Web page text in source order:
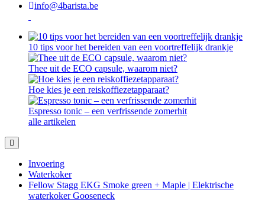
info@4barista.be
10 tips voor het bereiden van een voortreffelijk drankje
Thee uit de ECO capsule, waarom niet?
Hoe kies je een reiskoffiezetapparaat?
Espresso tonic – een verfrissende zomerhit
alle artikelen
Invoering
Waterkoker
Fellow Stagg EKG Smoke green + Maple | Elektrische
waterkoker Gooseneck